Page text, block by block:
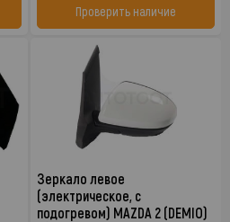
Проверить наличие
Зеркало левое
(электрическое, с
подогревом) MAZDA 2 (DEMIO)